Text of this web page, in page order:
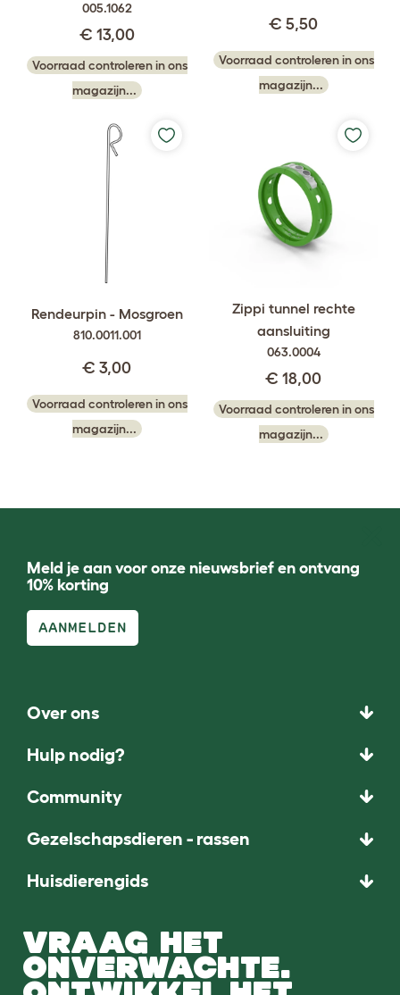
005.1062
€ 13,00
Voorraad controleren in ons
magazijn...
€ 5,50
Voorraad controleren in ons
magazijn...
Rendeurpin - Mosgroen
810.0011.001
€ 3,00
Voorraad controleren in ons
magazijn...
Zippi tunnel rechte
aansluiting
063.0004
€ 18,00
Voorraad controleren in ons
magazijn...
Meld je aan voor onze nieuwsbrief en ontvang
10% korting
AANMELDEN
Over ons
Hulp nodig?
Community
Gezelschapsdieren - rassen
Huisdierengids
VRAAG HET
ONVERWACHTE.